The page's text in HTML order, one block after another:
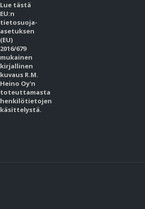
Lue tästä
EU:n
tietosuoja-
asetuksen
(EU)
2016/679
mukainen
kirjallinen
kuvaus R.M.
Heino Oy'n
toteuttamasta
henkilötietojen
käsittelystä.